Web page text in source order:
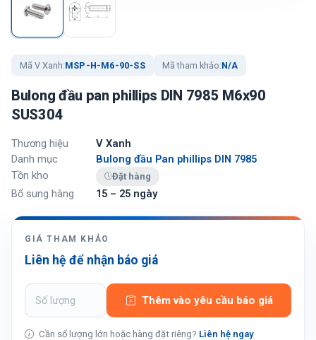
Mã V Xanh:MSP-H-M6-90-SS Mã tham khảo:N/A
Bulong đầu pan phillips DIN 7985 M6x90
SUS304
Thương hiệu
V Xanh
Danh mục
Bulong đầu Pan phillips DIN 7985
Tồn kho
Đặt hàng
Bổ sung hàng 15 – 25 ngày
GIÁ THAM KHẢO
Liên hệ để nhận báo giá
Thêm vào yêu cầu báo giá
Cần số lượng lớn hoặc hàng đặt riêng? Liên hệ ngay